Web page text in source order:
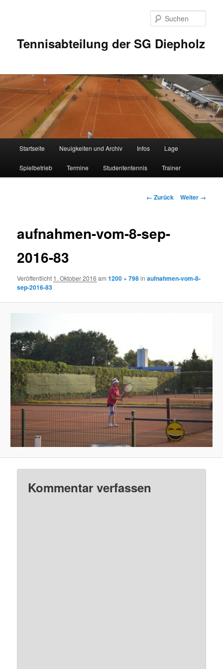
Tennisabteilung der SG Diepholz
Startseite Neuigkeiten und Archiv Infos Lage
Spielbetrieb Termine Studententennis Trainer
Bilder-
← Zurück Weiter →
aufnahmen-vom-8-sep-
2016-83
Veröffentlicht 1. Oktober 2016 am1200 × 798inaufnahmen-vom-8-
sep-2016-83
Kommentar verfassen